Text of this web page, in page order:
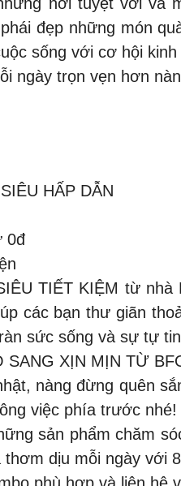
đẹp những món
sống với cơ hội
ngày trọn vẹn hơn
HẤP DẪN
0đ
TIẾT KIỆM từ
các bạn thư giãn
sức sống và sự tự
SANG XỊN MỊN TỪ
nàng đừng quên
việc phía trước nhé!
sản phẩm chăm
dịu mỗi ngày với